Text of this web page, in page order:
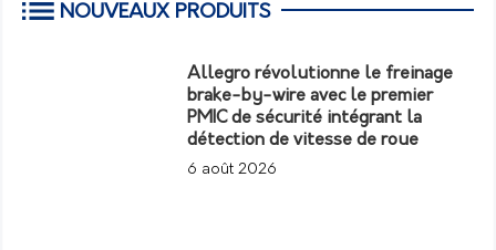
NOUVEAUX PRODUITS
Allegro révolutionne le freinage
brake-by-wire avec le premier
PMIC de sécurité intégrant la
détection de vitesse de roue
6 août 2026